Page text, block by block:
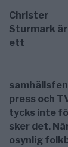
Christer
Sturmark är
ett
press och
tycks inte
sker det.
osynlig